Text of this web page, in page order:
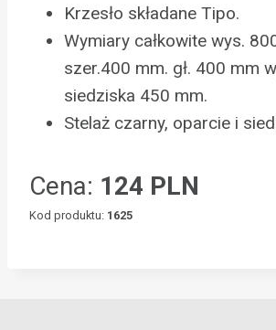
Krzesło składane Tipo.
Wymiary całkowite wys.
szer.400 mm. gł. 400 mm
siedziska 450 mm.
Stelaż czarny, oparcie i
Cena: 124 PLN
Kod produktu: 1625